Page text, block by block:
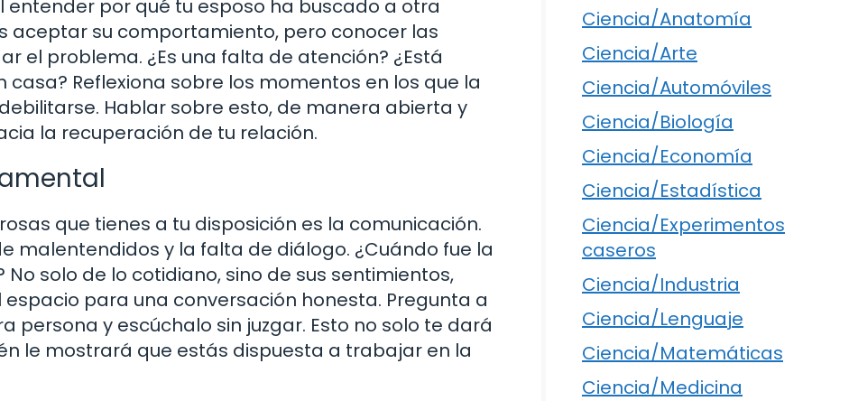
entender por qué tu esposo ha buscado a otra
aceptar su comportamiento, pero conocer las
el problema. ¿Es una falta de atención? ¿Está
Reflexiona sobre los momentos en los que la
Hablar sobre esto, de manera abierta y
la recuperación de tu relación.
que tienes a tu disposición es la comunicación.
malentendidos y la falta de diálogo. ¿Cuándo fue la
solo de lo cotidiano, sino de sus sentimientos,
para una conversación honesta. Pregunta a
persona y escúchalo sin juzgar. Esto no solo te dará
le mostrará que estás dispuesta a trabajar en la
Ciencia/Anatomía
Ciencia/Arte
Ciencia/Automóviles
Ciencia/Biología
Ciencia/Economía
Ciencia/Estadística
Ciencia/Experimentos
caseros
Ciencia/Industria
Ciencia/Lenguaje
Ciencia/Matemáticas
Ciencia/Medicina